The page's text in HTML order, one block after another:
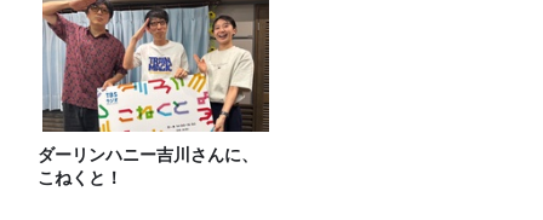
ダーリンハニー吉川さんに、
こねくと！